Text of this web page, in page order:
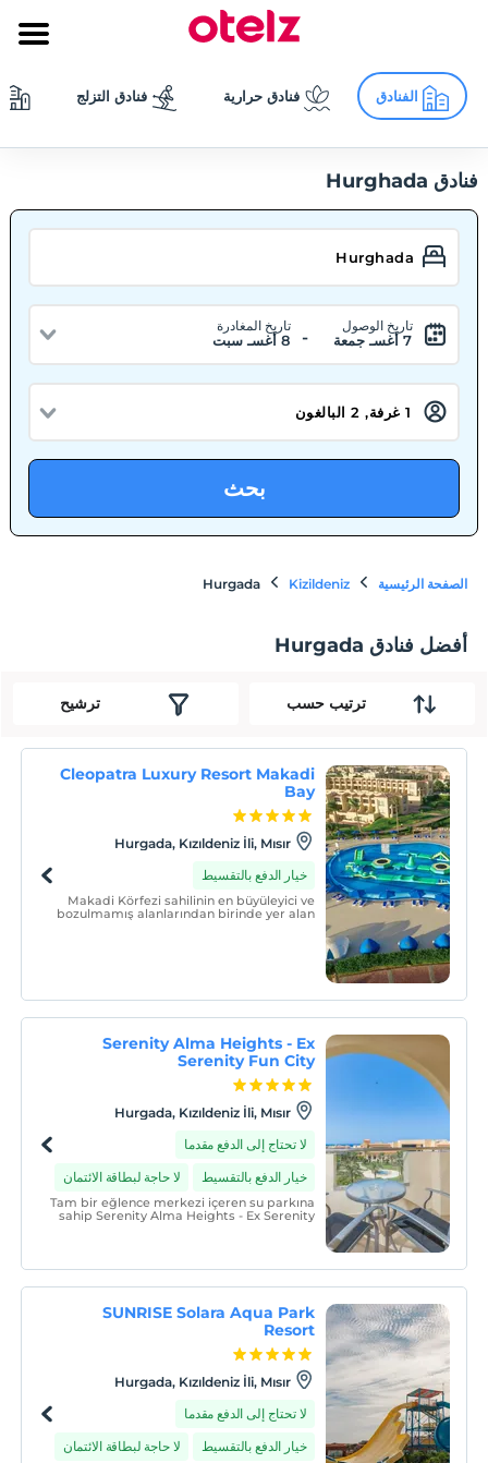
الفنادق فنادق حرارية فنادق التزلج
فنادق Hurghada
تاريخ الوصول
7 أغسـ جمعة -
تاريخ المغادرة
8 أغسـ سبت
بحث
الصفحة الرئيسية Kizildeniz
Hurgada
أفضل فنادق Hurgada
ترتيب حسب ترشيح
Cleopatra Luxury Resort Makadi
Bay
Hurgada, Kızıldeniz İli, Mısır
خيار الدفع بالتقسيط
Makadi Körfezi sahilinin en büyüleyici ve
bozulmamış alanlarından birinde yer alan
Serenity Alma Heights - Ex
Serenity Fun City
Hurgada, Kızıldeniz İli, Mısır
لا تحتاج إلى الدفع مقدما
خيار الدفع بالتقسيط
لا حاجة لبطاقة الائتمان
Tam bir eğlence merkezi içeren su parkına
sahip Serenity Alma Heights - Ex Serenity
SUNRISE Solara Aqua Park
Resort
Hurgada, Kızıldeniz İli, Mısır
لا تحتاج إلى الدفع مقدما
خيار الدفع بالتقسيط
لا حاجة لبطاقة الائتمان